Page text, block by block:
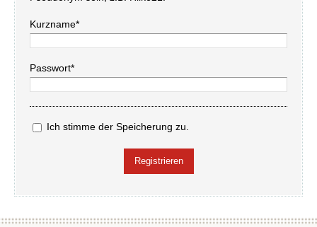
Kurzname*
Passwort*
Ich stimme der Speicherung zu.